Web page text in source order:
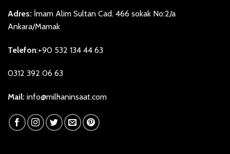
Adres: İmam Alim Sultan Cad. 466 sokak No:2/a
Ankara/Mamak
Telefon:+90 532 134 44 63
0312 392 06 63
Mail: info@milhaninsaat.com